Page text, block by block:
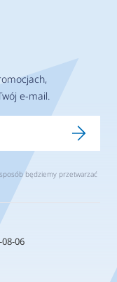
e-mail.
będziemy przetwarzać
06